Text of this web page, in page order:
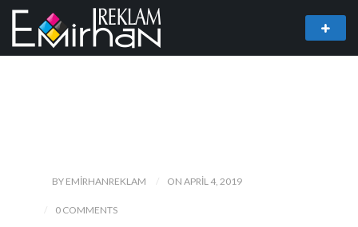
BY EMIRHANREKLAM ON APRIL 4, 2019
0 COMMENTS